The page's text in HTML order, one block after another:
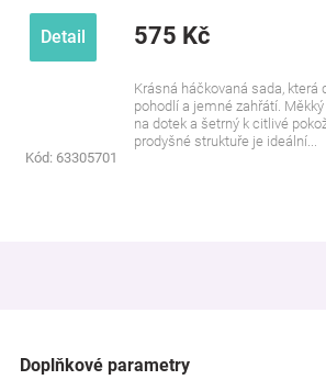
Detail
Kód: 63305701
575 Kč
Krásná háčkovaná sada, která
pohodlí a jemné zahřátí.
na dotek a šetrný k citlivé
prodyšné struktuře je ideální...
Doplňkové parametry